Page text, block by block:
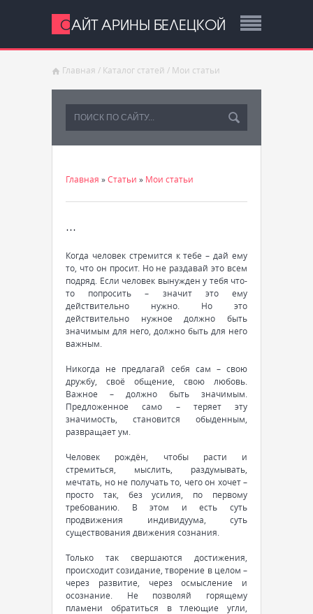
САЙТ АРИНЫ БЕЛЕЦКОЙ
Главная / Каталог статей / Мои статьи
Главная »Статьи » Мои статьи
...
Когда человек стремится к тебе – дай ему
то, что он просит. Но не раздавай это всем
подряд. Если человек вынужден у тебя что-
то попросить – значит это ему
действительно нужно. Но это
действительно нужное должно быть
значимым для него, должно быть для него
важным.
Никогда не предлагай себя сам – свою
дружбу, своё общение, свою любовь.
Важное – должно быть значимым.
Предложенное само – теряет эту
значимость, становится обыденным,
развращает ум.
Человек рождён, чтобы расти и
стремиться, мыслить, раздумывать,
мечтать, но не получать то, чего он хочет –
просто так, без усилия, по первому
требованию. В этом и есть суть
продвижения индивидуума, суть
существования движения сознания.
Только так свершаются достижения,
происходит созидание, творение в целом –
через развитие, через осмысление и
осознание. Не позволяй горящему
пламени обратиться в тлеющие угли,